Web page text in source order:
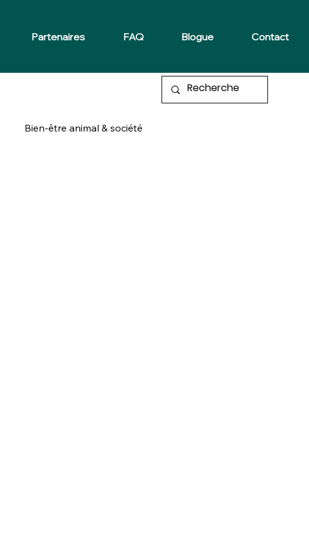
Partenaires FAQ Blogue Contact
Bien-être animal & société